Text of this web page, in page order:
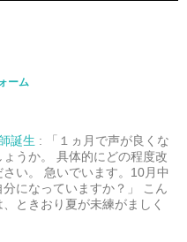
ーム
誕生 :
「１ヵ月で声が良くな
うか。 具体的にどの程度改
い。 急いでいます。10月中
になっていますか？」 こん
ときおり夏が未練がましく